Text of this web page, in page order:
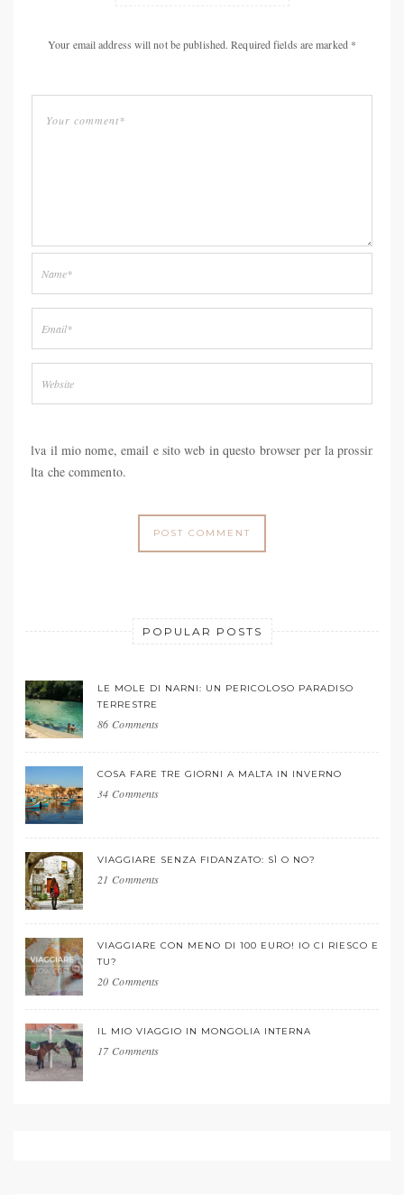
Your email address will not be published. Required fields are marked *
Salva il mio nome, email e sito web in questo browser per la prossima
volta che commento.
POPULAR POSTS
LE MOLE DI NARNI: UN PERICOLOSO PARADISO
TERRESTRE
86 Comments
COSA FARE TRE GIORNI A MALTA IN INVERNO
34 Comments
VIAGGIARE SENZA FIDANZATO: SÌ O NO?
21 Comments
VIAGGIARE CON MENO DI 100 EURO! IO CI RIESCO E
TU?
20 Comments
IL MIO VIAGGIO IN MONGOLIA INTERNA
17 Comments